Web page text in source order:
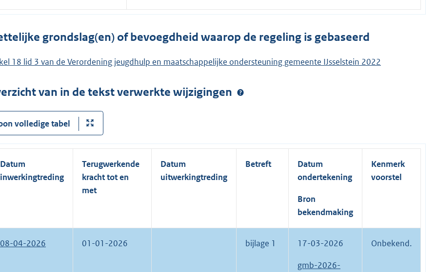
grondslag(en) of bevoegdheid waarop de regeling is gebaseerd
18 lid 3 van de Verordening jeugdhulp en maatschappelijke ondersteuning gemeente IJsselstein 2022
van in de tekst verwerkte wijzigingen
volledige tabel
Datum
inwerkingtreding
Terugwerkende
kracht tot en
met
Datum
uitwerkingtreding
Betreft
Datum
ondertekening
Bron
bekendmaking
Kenmerk
voorstel
08-04-2026 01-01-2026 bijlage 1 17-03-2026
gmb-2026-
Onbekend.